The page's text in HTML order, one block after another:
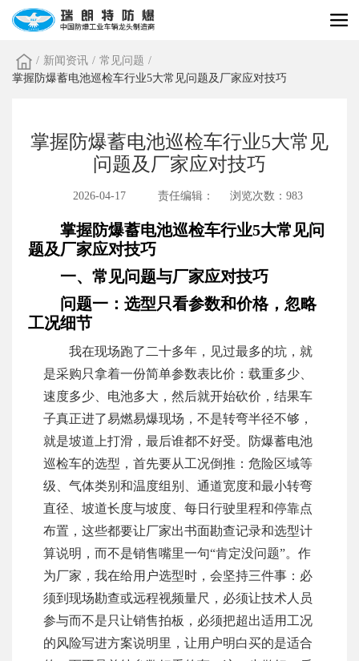
/ 新闻资讯 / 常见问题 /
掌握防爆蓄电池巡检车行业5大常见问题及厂家应对技巧
掌握防爆蓄电池巡检车行业5大常见
问题及厂家应对技巧
2026-04-17 责任编辑： 浏览次数：983
掌握防爆蓄电池巡检车行业5大常见问
题及厂家应对技巧
一、常见问题与厂家应对技巧
问题一：选型只看参数和价格，忽略
工况细节
我在现场跑了二十多年，见过最多的坑，就
是采购只拿着一份简单参数表比价：载重多少、
速度多少、电池多大，然后就开始砍价，结果车
子真正进了易燃易爆现场，不是转弯半径不够，
就是坡道上打滑，最后谁都不好受。防爆蓄电池
巡检车的选型，首先要从工况倒推：危险区域等
级、气体类别和温度组别、通道宽度和最小转弯
直径、坡道长度与坡度、每日行驶里程和停靠点
布置，这些都要让厂家出书面勘查记录和选型计
算说明，而不是销售嘴里一句“肯定没问题”。作
为厂家，我在给用户选型时，会坚持三件事：必
须到现场勘查或远程视频量尺，必须让技术人员
参与而不是只让销售拍板，必须把超出适用工况
的风险写进方案说明里，让用户明白买的是适合